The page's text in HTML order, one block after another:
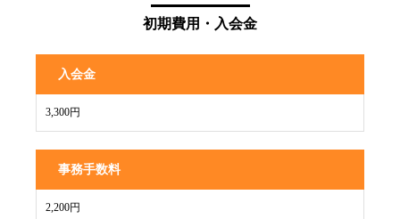
初期費用・入会金
入会金
3,300円
事務手数料
2,200円